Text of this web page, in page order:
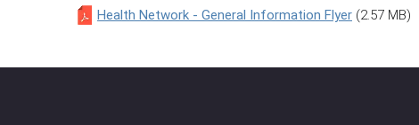
Health Network - General Information Flyer (2.57 MB)